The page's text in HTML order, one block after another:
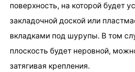
поверхность, на которой будет
закладочной доской или
вкладками под шурупы. В том
плоскость будет неровной,
затягивая крепления.